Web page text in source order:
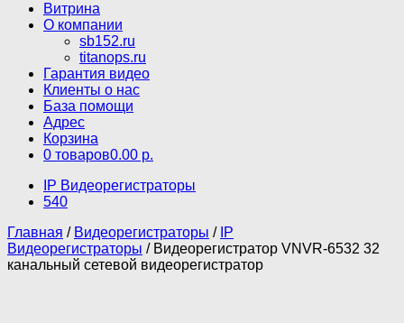
Витрина
О компании
sb152.ru
titanops.ru
Гарантия видео
Клиенты о нас
База помощи
Адрес
Корзина
0 товаров0.00 р.
IP Видеорегистраторы
540
Главная / Видеорегистраторы / IP
Видеорегистраторы / Видеорегистратор VNVR-6532 32
канальный сетевой видеорегистратор